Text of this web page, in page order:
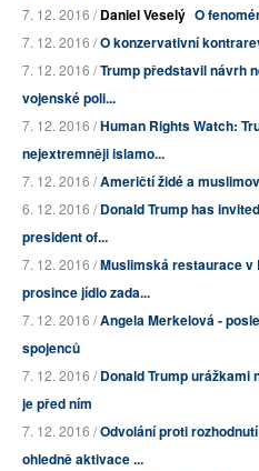
7. 12. 2016 /Daniel Veselý O
7. 12. 2016 /O konzervativní
7. 12. 2016 /Trump představil návrh
vojenské poli...
7. 12. 2016 /Human Rights Watch:
nejextremněji islamo...
7. 12. 2016 /Američtí židé a
6. 12. 2016 /Donald Trump has
president of...
7. 12. 2016 /Muslimská restaurace v
prosince jídlo zada...
7. 12. 2016 /Angela Merkelová -
spojenců
7. 12. 2016 /Donald Trump urážkami
je před ním
7. 12. 2016 /Odvolání proti
ohledně aktivace ...